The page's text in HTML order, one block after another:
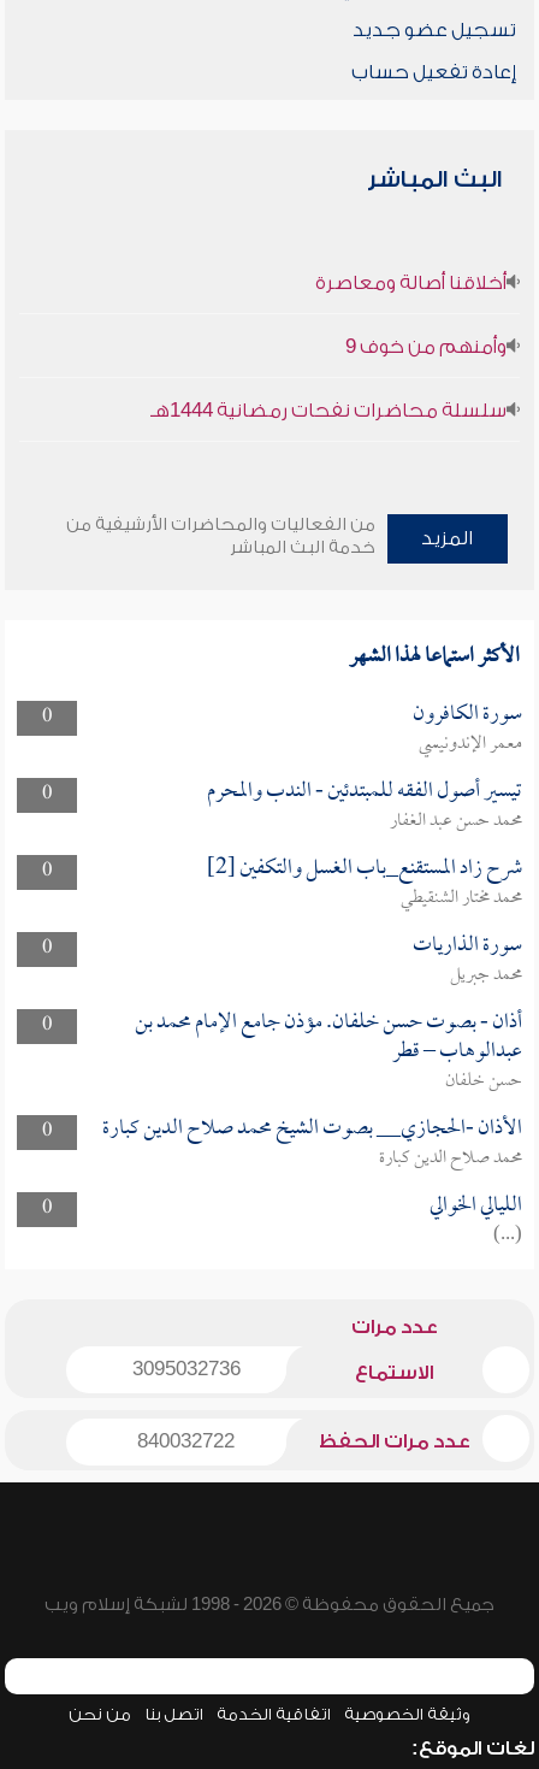
تسجيل عضو جديد
إعادة تفعيل حساب
البث المباشر
أخلاقنا أصالة ومعاصرة
وأمنهم من خوف 9
سلسلة محاضرات نفحات رمضانية 1444هـ
المزيد
من الفعاليات والمحاضرات الأرشيفية من
خدمة البث المباشر
الأكثر استماعا لهذا الشهر
0 سورة الكافرون
معمر الإندونيسي
0
تيسير أصول الفقه للمبتدئين - الندب والمحرم
محمد حسن عبد الغفار
0
شرح زاد المستقنع_باب الغسل والتكفين [2]
محمد مختار الشنقيطي
0
سورة الذاريات
محمد جبريل
0
أذان - بصوت حسن خلفان. مؤذن جامع الإمام محمد بن
عبدالوهاب – قطر
حسن خلفان
0
الأذان -الحجازي__ بصوت الشيخ محمد صلاح الدين كبارة
محمد صلاح الدين كبارة
0
الليالي الخوالي
(...)
عدد مرات
الاستماع 3095032736
عدد مرات الحفظ 840032722
جميع الحقوق محفوظة © 2026 - 1998 لشبكة إسلام ويب
وثيقة الخصوصية اتفاقية الخدمة اتصل بنا من نحن
لغات الموقع: